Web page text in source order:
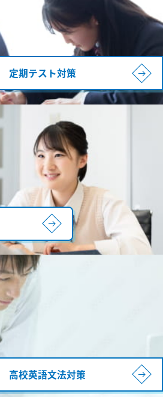
定期テスト対策
高校英語文法対策